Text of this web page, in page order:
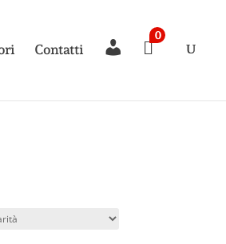
Contatti
a

0